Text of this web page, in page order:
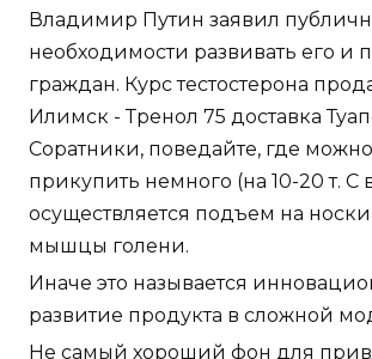
Владимир Путин заявил
необходимости развивать его и
граждан. Курс тестостерона
Илимск - Тренол 75 доставка
Соратники, поведайте, где
прикупить немного (на 10-20 т. С
осуществляется подъем на
мышцы голени.
Иначе это называется
развитие продукта в сложной
Не самый хороший фон для